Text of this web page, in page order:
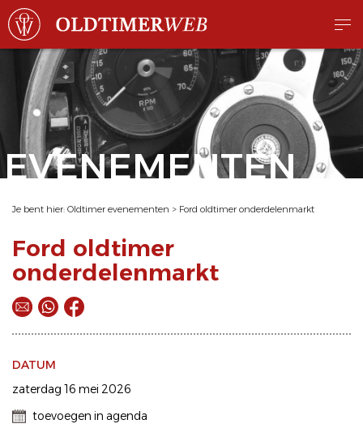
EVENEMENTEN
Je bent hier: Oldtimer evenementen > Ford oldtimer onderdelenmarkt
Ford oldtimer
onderdelenmarkt
DATUM
zaterdag 16 mei 2026
toevoegen in agenda